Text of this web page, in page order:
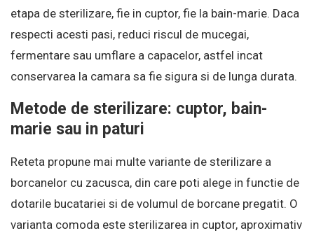
etapa de sterilizare, fie in cuptor, fie la bain-marie. Daca
respecti acesti pasi, reduci riscul de mucegai,
fermentare sau umflare a capacelor, astfel incat
conservarea la camara sa fie sigura si de lunga durata.
Metode de sterilizare: cuptor, bain-
marie sau in paturi
Reteta propune mai multe variante de sterilizare a
borcanelor cu zacusca, din care poti alege in functie de
dotarile bucatariei si de volumul de borcane pregatit. O
varianta comoda este sterilizarea in cuptor, aproximativ